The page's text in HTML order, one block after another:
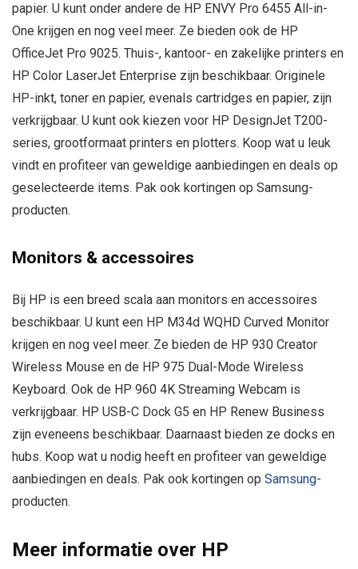
papier. U kunt onder andere de HP ENVY Pro 6455 All-in-
One krijgen en nog veel meer. Ze bieden ook de HP
OfficeJet Pro 9025. Thuis-, kantoor- en zakelijke printers en
HP Color LaserJet Enterprise zijn beschikbaar. Originele
HP-inkt, toner en papier, evenals cartridges en papier, zijn
verkrijgbaar. U kunt ook kiezen voor HP DesignJet T200-
series, grootformaat printers en plotters. Koop wat u leuk
vindt en profiteer van geweldige aanbiedingen en deals op
geselecteerde items. Pak ook kortingen op Samsung-
producten.
Monitors & accessoires
Bij HP is een breed scala aan monitors en accessoires
beschikbaar. U kunt een HP M34d WQHD Curved Monitor
krijgen en nog veel meer. Ze bieden de HP 930 Creator
Wireless Mouse en de HP 975 Dual-Mode Wireless
Keyboard. Ook de HP 960 4K Streaming Webcam is
verkrijgbaar. HP USB-C Dock G5 en HP Renew Business
zijn eveneens beschikbaar. Daarnaast bieden ze docks en
hubs. Koop wat u nodig heeft en profiteer van geweldige
aanbiedingen en deals. Pak ook kortingen op Samsung-
producten.
Meer informatie over HP